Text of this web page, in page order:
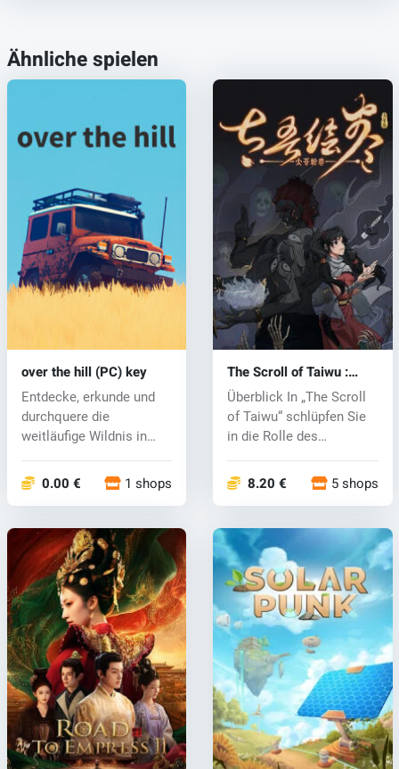
Ähnliche spielen
over the hill (PC) key
Entdecke, erkunde und
durchquere die
weitläufige Wildnis in
0.00 € 1 shops
The Scroll of Taiwu :
Beyond The Dome (PC)
key
Überblick In „The Scroll
of Taiwu“ schlüpfen Sie
in die Rolle des
8.20 € 5 shops